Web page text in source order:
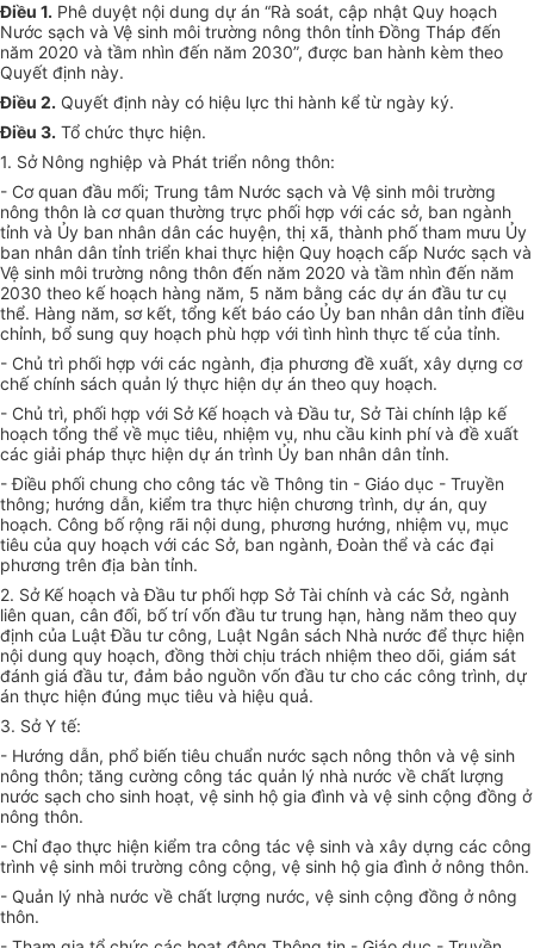
Điều 1. Phê duyệt nội dung dự án “Rà soát, cập nhật Quy hoạch
Nước sạch và Vệ sinh môi trường nông thôn tỉnh Đồng Tháp đến
năm 2020 và tầm nhìn đến năm 2030”, được ban hành kèm theo
Quyết định này.
Điều 2. Quyết định này có hiệu lực thi hành kể từ ngày ký.
Điều 3. Tổ chức thực hiện.
1. Sở Nông nghiệp và Phát triển nông thôn:
- Cơ quan đầu mối; Trung tâm Nước sạch và Vệ sinh môi trường
nông thôn là cơ quan thường trực phối hợp với các sở, ban ngành
tỉnh và Ủy ban nhân dân các huyện, thị xã, thành phố tham mưu Ủy
ban nhân dân tỉnh triển khai thực hiện Quy hoạch cấp Nước sạch và
Vệ sinh môi trường nông thôn đến năm 2020 và tầm nhìn đến năm
2030 theo kế hoạch hàng năm, 5 năm bằng các dự án đầu tư cụ
thể. Hàng năm, sơ kết, tổng kết báo cáo Ủy ban nhân dân tỉnh điều
chỉnh, bổ sung quy hoạch phù hợp với tình hình thực tế của tỉnh.
- Chủ trì phối hợp với các ngành, địa phương đề xuất, xây dựng cơ
chế chính sách quản lý thực hiện dự án theo quy hoạch.
- Chủ trì, phối hợp với Sở Kế hoạch và Đầu tư, Sở Tài chính lập kế
hoạch tổng thể về mục tiêu, nhiệm vụ, nhu cầu kinh phí và đề xuất
các giải pháp thực hiện dự án trình Ủy ban nhân dân tỉnh.
- Điều phối chung cho công tác về Thông tin - Giáo dục - Truyền
thông; hướng dẫn, kiểm tra thực hiện chương trình, dự án, quy
hoạch. Công bố rộng rãi nội dung, phương hướng, nhiệm vụ, mục
tiêu của quy hoạch với các Sở, ban ngành, Đoàn thể và các đại
phương trên địa bàn tỉnh.
2. Sở Kế hoạch và Đầu tư phối hợp Sở Tài chính và các Sở, ngành
liên quan, cân đối, bố trí vốn đầu tư trung hạn, hàng năm theo quy
định của Luật Đầu tư công, Luật Ngân sách Nhà nước để thực hiện
nội dung quy hoạch, đồng thời chịu trách nhiệm theo dõi, giám sát
đánh giá đầu tư, đảm bảo nguồn vốn đầu tư cho các công trình, dự
án thực hiện đúng mục tiêu và hiệu quả.
3. Sở Y tế:
- Hướng dẫn, phổ biến tiêu chuẩn nước sạch nông thôn và vệ sinh
nông thôn; tăng cường công tác quản lý nhà nước về chất lượng
nước sạch cho sinh hoạt, vệ sinh hộ gia đình và vệ sinh cộng đồng ở
nông thôn.
- Chỉ đạo thực hiện kiểm tra công tác vệ sinh và xây dựng các công
trình vệ sinh môi trường công cộng, vệ sinh hộ gia đình ở nông thôn.
- Quản lý nhà nước về chất lượng nước, vệ sinh cộng đồng ở nông
thôn.